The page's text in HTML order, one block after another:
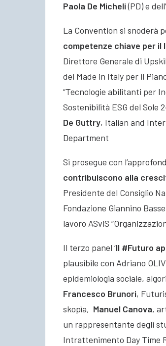
Paola De Micheli(PD) e dell’
La Convention si snoderà
competenze chiave per il
Direttore Generale di
del Made in Italy per il
“Tecnologie abilitanti per
Sostenibilità ESG del Sole
De Guttry, Italian and
Department
Si prosegue con
contribuiscono alla
Presidente del Consiglio
Fondazione Giannino
lavoro ASviS
Il terzo panel ‘Il #Futuro
plausibile con Adriano
epidemiologia sociale,
Francesco Brunori,
skopìa, Manuel Canova,
un rappresentante degli
Intrattenimento Day Time